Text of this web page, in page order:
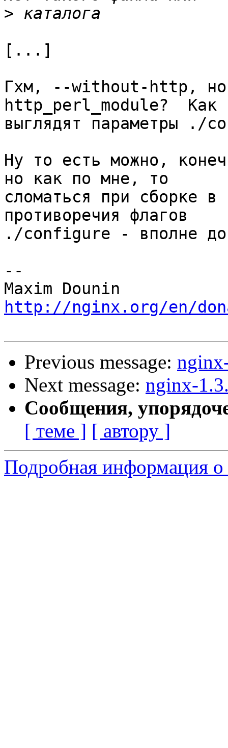
>
[...]
Гхм, --without-http,
http_perl_module?  Как
выглядят параметры ./
Ну то есть можно,
но как по мне, то
сломаться при сборке в
противоречия флагов
./configure - вполне
--
http://nginx.org/en/
Previous message:
Next message: nginx-
Сообщения,
[ теме ] [ автору ]
Подробная информация